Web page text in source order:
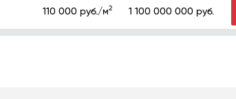
110 000 руб./м2 1 100 000 000 руб.